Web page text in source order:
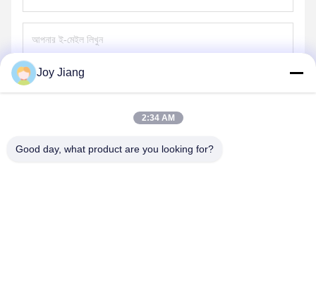
Joy Jiang
2:34 AM
Good day, what product are you looking for?